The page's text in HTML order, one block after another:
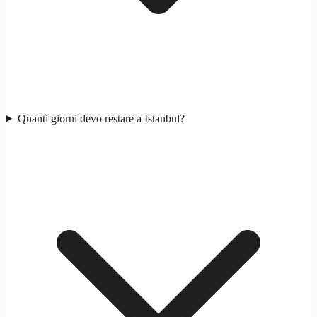
Quanti giorni devo restare a Istanbul?